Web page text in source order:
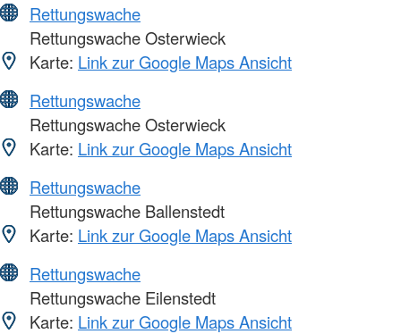
Rettungswache
Rettungswache Osterwieck
Karte: Link zur Google Maps Ansicht
Rettungswache
Rettungswache Osterwieck
Karte: Link zur Google Maps Ansicht
Rettungswache
Rettungswache Ballenstedt
Karte: Link zur Google Maps Ansicht
Rettungswache
Rettungswache Eilenstedt
Karte: Link zur Google Maps Ansicht